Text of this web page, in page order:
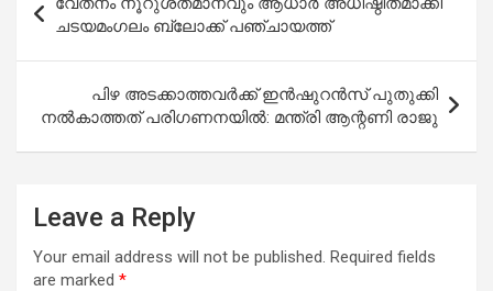
navigation
ചടയമംഗലം ബ്ലോക്ക് പഞ്ചായത്ത്
പിഴ അടക്കാത്തവർക്ക് ഇൻഷുറൻസ് പുതുക്കി
നൽകാത്തത് പരിഗണനയിൽ: മന്ത്രി ആന്റണി രാജു
Leave a Reply
Your email address will not be published. Required fields
are marked *